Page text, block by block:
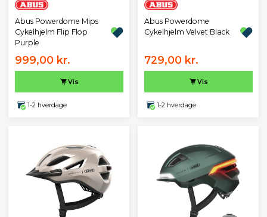
Abus Powerdome Mips
Cykelhjelm Flip Flop
Purple
999,00 kr.
Vis
1-2 hverdage
Abus Powerdome
Cykelhjelm Velvet Black
729,00 kr.
Vis
1-2 hverdage